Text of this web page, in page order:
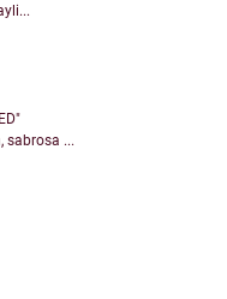
sabrosa ...